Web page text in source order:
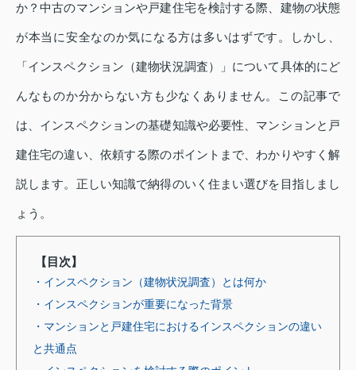
か？中古のマンションや戸建住宅を検討する際、建物の状態
が本当に安全なのか気になる方は多いはずです。しかし、
「インスペクション（建物状況調査）」について具体的にど
んなものか分からない方も少なくありません。この記事で
は、インスペクションの基礎知識や必要性、マンションと戸
建住宅の違い、依頼する際のポイントまで、わかりやすく解
説します。正しい知識で納得のいく住まい選びを目指しまし
ょう。
【目次】
・インスペクション（建物状況調査）とは何か
・インスペクションが重要になった背景
・マンションと戸建住宅におけるインスペクションの違い
と共通点